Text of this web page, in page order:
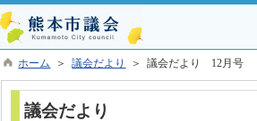
ホーム ＞議会だより ＞ 議会だより 12月号
議会だより